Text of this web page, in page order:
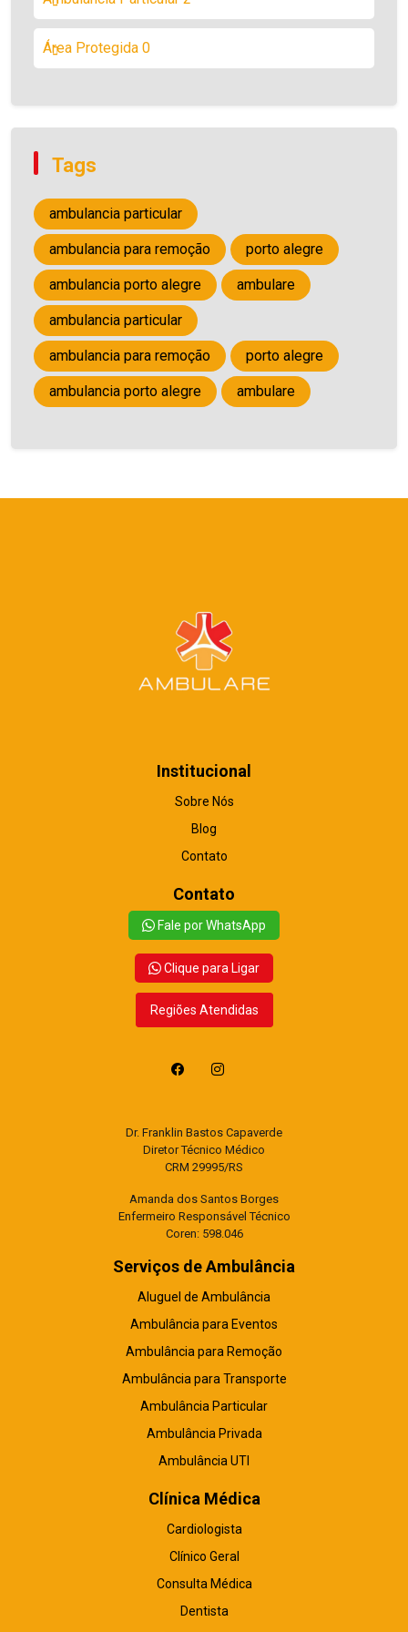
Área Protegida 0
Tags
ambulancia particular
ambulancia para remoção porto alegre
ambulancia porto alegre ambulare
ambulancia particular
ambulancia para remoção porto alegre
ambulancia porto alegre ambulare
Institucional
Sobre Nós
Blog
Contato
Contato
Fale por WhatsApp
Clique para Ligar
Regiões Atendidas
Dr. Franklin Bastos Capaverde
Diretor Técnico Médico
CRM 29995/RS
Amanda dos Santos Borges
Enfermeiro Responsável Técnico
Coren: 598.046
Serviços de Ambulância
Aluguel de Ambulância
Ambulância para Eventos
Ambulância para Remoção
Ambulância para Transporte
Ambulância Particular
Ambulância Privada
Ambulância UTI
Clínica Médica
Cardiologista
Clínico Geral
Consulta Médica
Dentista